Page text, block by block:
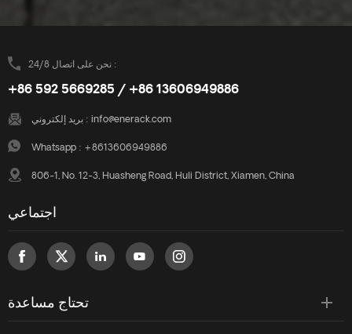
نحن على اتصال 24/8 :
+86 592 5669285 / +86 13606949886
بريد إلكتروني : info@enerack.com
Whatsapp : +8613606949886
806-1, No. 12-3, Huasheng Road, Huli District, Xiamen, China
اجتماعي
تحتاج مساعدة